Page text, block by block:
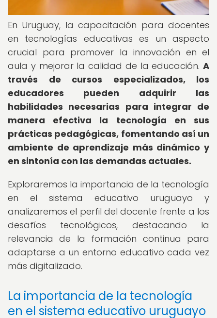
En Uruguay, la capacitación para docentes
en tecnologías educativas es un aspecto
crucial para promover la innovación en el
aula y mejorar la calidad de la educación. A
través de cursos especializados, los
educadores pueden adquirir las
habilidades necesarias para integrar de
manera efectiva la tecnología en sus
prácticas pedagógicas, fomentando así un
ambiente de aprendizaje más dinámico y
en sintonía con las demandas actuales.
Exploraremos la importancia de la tecnología
en el sistema educativo uruguayo y
analizaremos el perfil del docente frente a los
desafíos tecnológicos, destacando la
relevancia de la formación continua para
adaptarse a un entorno educativo cada vez
más digitalizado.
La importancia de la tecnología
en el sistema educativo uruguayo